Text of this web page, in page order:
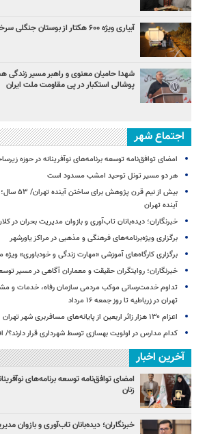
آبیاری ویژه ۶۰۰ هکتار از بوستان جنگلی سرخه‌حصار
شهدا حامیان معنوی و راهبر مسیر زندگی
پوشالی استکبار در پی مقاومت ملت ایران
اجتماع شهر
امضای توافق‌نامه توسعه برنامه‌های نوآفرینانه در حوزه
هر دو مسیر تونل توحید امشب مسدود است
بیش از نیم
آینده تهران
خبرنگاران؛ دیده‌بانان تاب‌آوری و بازوان مدیریت بحران در
برگزاری ویژه‌برنامه‌های فرهنگی و مذهبی در مراکز یاورشهر
برگزاری کارگاه‌های آموزشی «مهارت زندگی و خودباوری» ویژه
خبرنگاران؛ روایتگران حقیقت و معماران آگاهی در مسیر
تداوم خدمت‌رسانی موکب مردمی سازمان رفاه، خدمات و
تهران در زرباطیه تا روز جمعه ۱۶ مرداد
اعزام ۱۳۰ هزار زائر اربعین از پایانه‌های مسافربری شهر تهران
کدام مدارس در اولویت بهسازی توسط شهرداری قرار دارند؟/
آخرین اخبار
امضای توافق‌نامه توسعه برنامه‌های
زنان
خبرنگاران؛ دیده‌بانان تاب‌آوری و بازوان